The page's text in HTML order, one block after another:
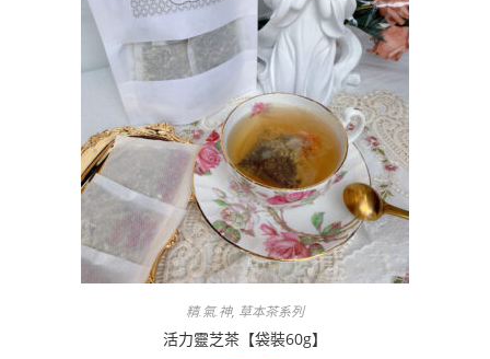
精.氣.神, 草本茶系列
活力靈芝茶【袋裝60g】